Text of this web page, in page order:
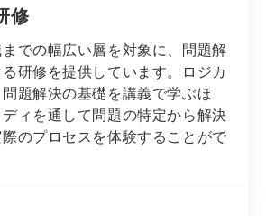
修
での幅広い層を対象に、問題解
研修を提供しています。ロジカ
題解決の基礎を講義で学ぶほ
ィを通して問題の特定から解決
のプロセスを体験することがで